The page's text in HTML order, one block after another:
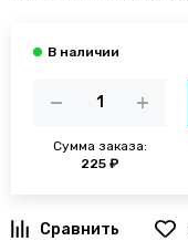
Сумма заказа:
225 ₽